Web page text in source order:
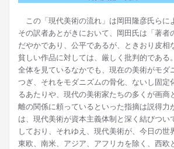
この「現代美術の流れ」は岡田隆彦氏らに
その訳者あとがきにおいて、岡田氏は「著者
だやかであり、公平であるが、ときおり皮相
貧しい作品に対しては、厳しく批判的である
全体を見ているなかでも、現在の美術がモダ
つぎ、それをモダニズムの骨化、ないし固定
るあたりや、現代の美術家たちの多くが画商
離の関係に頼っているといった指摘は説得力
は、現代美術が資本主義体制と深く結びつい
しており、それゆえ、現代美術が、今日の世
東欧、南米、アジア、アフリカを除く、西欧